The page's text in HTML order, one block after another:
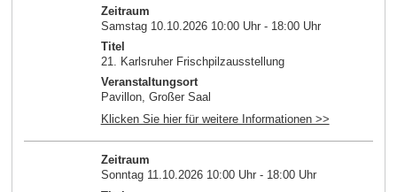
Zeitraum
Samstag 10.10.2026 10:00 Uhr - 18:00 Uhr
Titel
21. Karlsruher Frischpilzausstellung
Veranstaltungsort
Pavillon, Großer Saal
Klicken Sie hier für weitere Informationen >>
Zeitraum
Sonntag 11.10.2026 10:00 Uhr - 18:00 Uhr